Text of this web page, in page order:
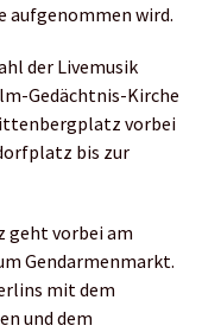
aufgenommen wird.
der Livemusik
Gedächtnis-Kirche
vorbei
bis zur
geht vorbei am
Gendarmenmarkt.
mit dem
und dem